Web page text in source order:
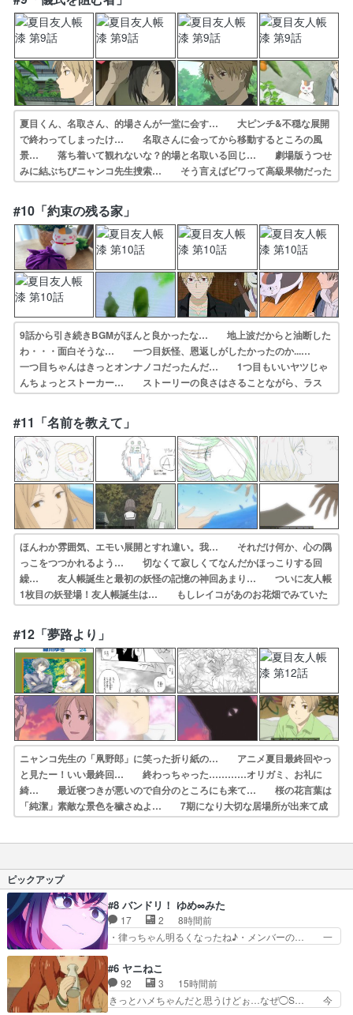
形も､今､目… 好きかどうかは別として確実に夏目史に残る…
夏目くん、名取さん、的場さんが一堂に会す… 大ピンチ&不穏な展開
で終わってしまったけ… 名取さんに会ってから移動するところの風
景… 落ち着いて観れないな？的場と名取いる回じ… 劇場版うつせ
みに結ぶちびニャンコ先生捜索… そう言えばビワって高級果物だった
なぁ。昔… 的場が横を向いて会話するの深い。内面を察… 的場さ
んに名取さんに夏目も加わり大きいあ… 夏目と名取の頭ごっつん可愛
い！的場が被っ… 名取と夏目おっちょこちょいだな～(笑)結…
#10「約束の残る家」
9話から引き続きBGMがほんと良かったな… 地上波だからと油断した
わ・・・面白そうな… 一つ目妖怪、恩返しがしたかったのか...…
一つ目ちゃんはきっとオンナノコだったんだ… 1つ目もいいヤツじゃ
んちょっとストーカー… ストーリーの良さはさることながら、ラス
ト… 見逃してもらった過去恩を返そうとストーカ… うまく言葉に
できないけど最初の頃よりずっ… 無事に部屋から出られて良かった一
つ目の妖… ○○しないと出られない部屋に閉じ込められ…
#11「名前を教えて」
ほんわか雰囲気、エモい展開とすれ違い。我… それだけ何か、心の隅
っこをつつかれるよう… 切なくて寂しくてなんだかほっこりする回
繰… 友人帳誕生と最初の妖怪の記憶の神回あまり… ついに友人帳
1枚目の妖登場！友人帳誕生は… もしレイコがあのお花畑でみていた
夢を蒼子… レイコさんの孤独と妖の優しさが泣けた…い… 津田健
次郎さんの声がまた優しいんだわ改め… ニコ動dアニメストア友人帳
はじまりの物語… めちゃ良かったです…ソラノメの最後の語り…
#12「夢路より」
ニャンコ先生の「凧野郎」に笑った折り紙の… アニメ夏目最終回やっ
と見たー！いい最終回… 終わっちゃった…………オリガミ、お礼に
綺… 最近寝つきが悪いので自分のところにも来て… 桜の花言葉は
「純潔」素敵な景色を穢さぬよ… 7期になり大切な居場所が出来て成
長してい… なんかとても夏目らしい最終話。夏目とニャ… ベリー
ピックアップ
#8 バンドリ！ ゆめ∞みた
17 2
8時間前
・律っちゃん明るくなったね♪・メンバーの… 一
はあなたが嫌いなんです」「バンドやめ… 何が起
きているのか！？次週、みゅーたいぷ… ビオラ
様、律ちゃんを奪うのではなく敢えて… 助けたい
気持ちはあるでも、それだけじゃど… あられ等の
#6 ヤニねこ
92 3
15時間前
きっとハメちゃんだと思うけどぉ…なぜ◯S… 今